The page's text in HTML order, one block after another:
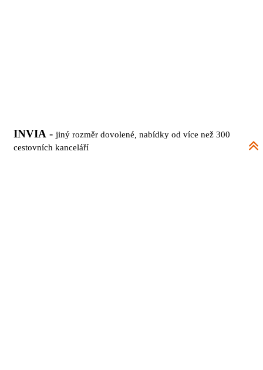
INVIA - jiný rozměr dovolené nabídky od více než 300
cestovních kanceláří